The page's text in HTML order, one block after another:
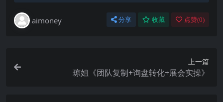
aimoney 分享 收藏 点赞(0)
上一篇
琼姐《团队复制+询盘转化+展会实操》